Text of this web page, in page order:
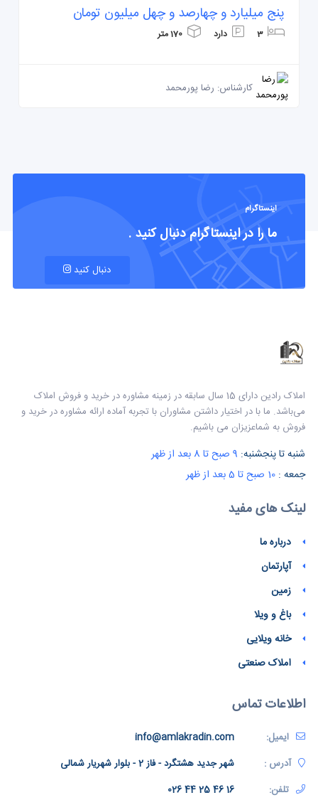
پنج میلیارد و چهارصد و چهل میلیون تومان
3 دارد 170 متر
کارشناس: رضا پورمحمد
اینستاگرام
ما را در اینستاگرام دنبال کنید .
دنبال کنید
املاک رادین دارای 15 سال سابقه در زمینه مشاوره در خرید و فروش املاک
می‌باشد. ما با در اختیار داشتن مشاوران با تجربه آماده ارائه مشاوره در خرید و
فروش به شماعزیزان می باشیم.
شنبه تا پنجشنبه:
جمعه :
لینک های مفید
درباره ما
آپارتمان
زمین
باغ و ویلا
خانه ویلایی
املاک صنعتی
اطلاعات تماس
ایمیل:
info@amlakradin.com
آدرس :
شهر جدید هشتگرد - فاز 2 - بلوار شهریار شمالی
تلفن:
026 44 25 46 16